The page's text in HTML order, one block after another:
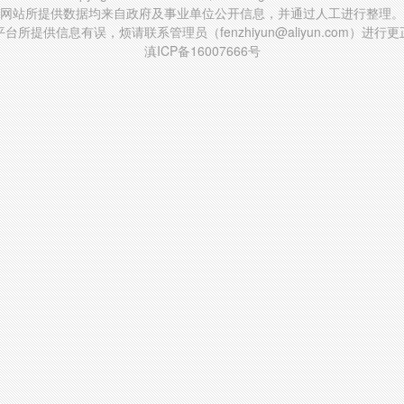
网站所提供数据均来自政府及事业单位公开信息，并通过人工进行整理。
台所提供信息有误，烦请联系管理员（fenzhiyun@aliyun.com）进行更
滇ICP备16007666号